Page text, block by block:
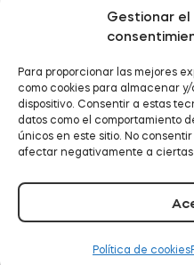
Gestionar el
Para proporcionar las mejores
como cookies para almacenar
dispositivo. Consentir a estas
datos como el comportamiento
únicos en este sitio. No
afectar negativamente a
Política de cookies
Módulo de
Módulo de
Nombre y apellido*